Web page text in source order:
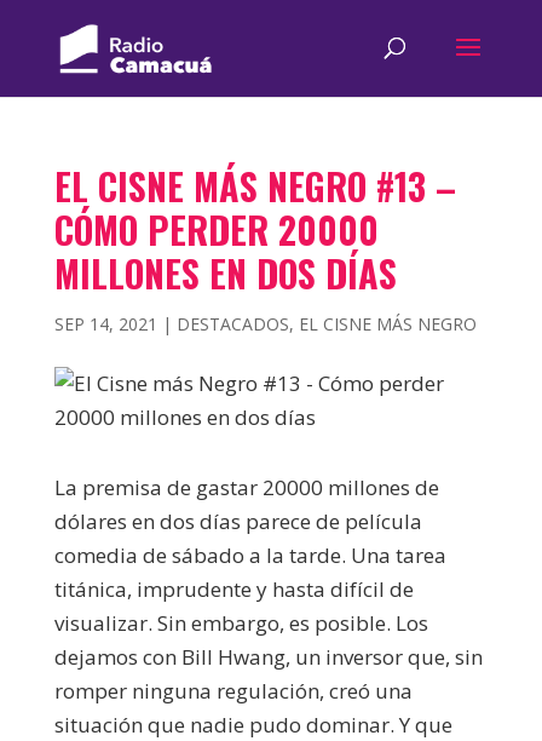
EL CISNE MÁS NEGRO #13 –
CÓMO PERDER 20000
MILLONES EN DOS DÍAS
SEP 14, 2021 | DESTACADOS, EL CISNE MÁS NEGRO
La premisa de gastar 20000 millones de
dólares en dos días parece de película
comedia de sábado a la tarde. Una tarea
titánica, imprudente y hasta difícil de
visualizar. Sin embargo, es posible. Los
dejamos con Bill Hwang, un inversor que, sin
romper ninguna regulación, creó una
situación que nadie pudo dominar. Y que